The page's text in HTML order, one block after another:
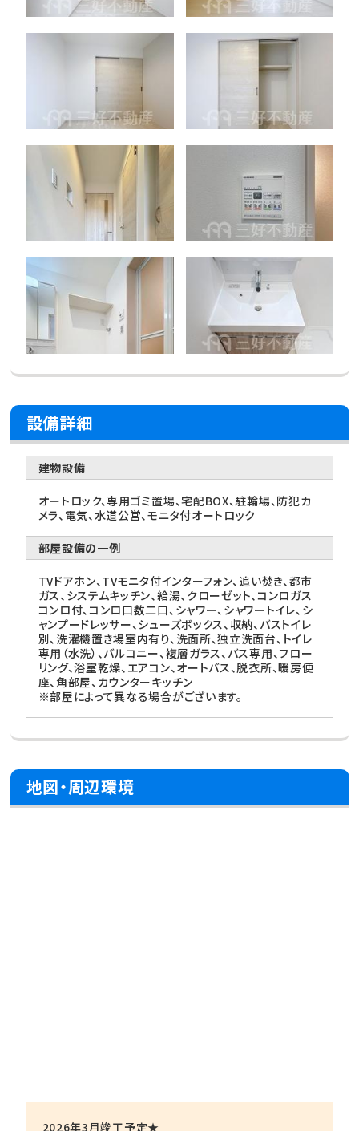
設備詳細
建物設備
オートロック、専用ゴミ置場、宅配BOX、駐輪場、防犯カ
メラ、電気、水道公営、モニタ付オートロック
部屋設備の一例
TVドアホン、TVモニタ付インターフォン、追い焚き、都市
ガス、システムキッチン、給湯、クローゼット、コンロガス
コンロ付、コンロ口数二口、シャワー、シャワートイレ、シ
ャンプードレッサー、シューズボックス、収納、バストイレ
別、洗濯機置き場室内有り、洗面所、独立洗面台、トイレ
専用（水洗）、バルコニー、複層ガラス、バス専用、フロー
リング、浴室乾燥、エアコン、オートバス、脱衣所、暖房便
座、角部屋、カウンターキッチン
※部屋によって異なる場合がございます。
地図・周辺環境
2026年3月竣工予定★